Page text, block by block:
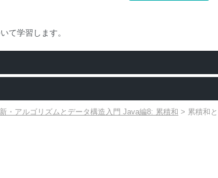
て学習します。
新・アルゴリズムとデータ構造入門 Java編8: 累積和 > 累積和